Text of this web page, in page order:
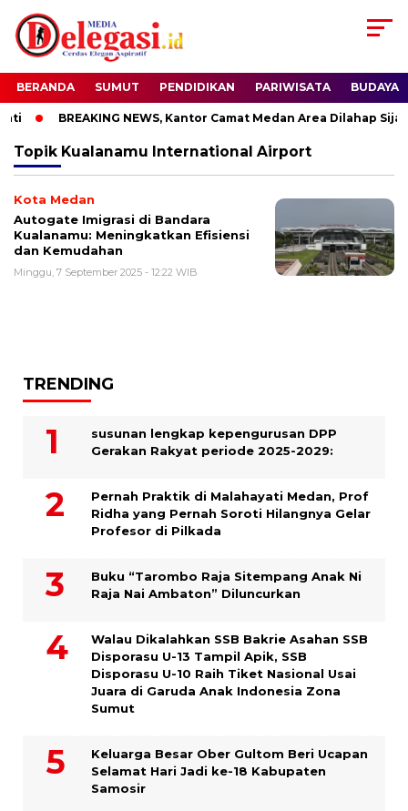
BERANDA SUMUT PENDIDIKAN PARIWISATA BUDAYA
BREAKING NEWS, Kantor Camat Medan Area Dilahap
Topik Kualanamu International Airport
Kota Medan
Autogate Imigrasi di Bandara
Kualanamu: Meningkatkan Efisiensi
dan Kemudahan
Minggu, 7 September 2025 - 12:22 WIB
TRENDING
susunan lengkap kepengurusan DPP
Gerakan Rakyat periode 2025-2029:
Pernah Praktik di Malahayati Medan, Prof
Ridha yang Pernah Soroti Hilangnya Gelar
Profesor di Pilkada
Buku “Tarombo Raja Sitempang Anak Ni
Raja Nai Ambaton” Diluncurkan
Walau Dikalahkan SSB Bakrie Asahan SSB
Disporasu U-13 Tampil Apik, SSB
Disporasu U-10 Raih Tiket Nasional Usai
Juara di Garuda Anak Indonesia Zona
Sumut
Keluarga Besar Ober Gultom Beri Ucapan
Selamat Hari Jadi ke-18 Kabupaten
Samosir